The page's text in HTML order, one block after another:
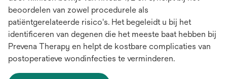
beoordelen van zowel procedurele als
patiëntgerelateerde risico's. Het begeleidt u bij het
identificeren van degenen die het meeste baat hebben bij
Prevena Therapy en helpt de kostbare complicaties van
postoperatieve wondinfecties te verminderen.